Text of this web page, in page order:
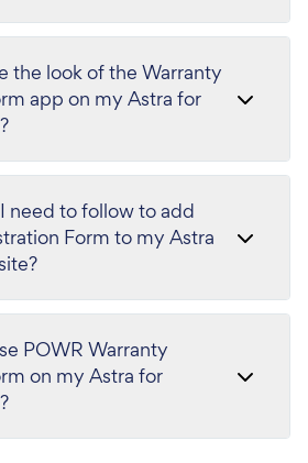
the look of the Warranty
app on my Astra for
need to follow to add
Form to my Astra
POWR Warranty
on my Astra for